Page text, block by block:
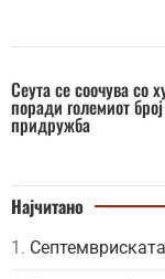
Сеута се соочува со
поради големиот
придружба
Најчитано